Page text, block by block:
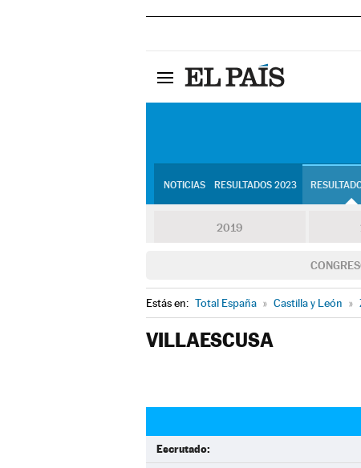
NOTICIAS RESULTADOS 2023
2019
Estás en: Total España » Castilla y León »
VILLAESCUSA
Escrutado: